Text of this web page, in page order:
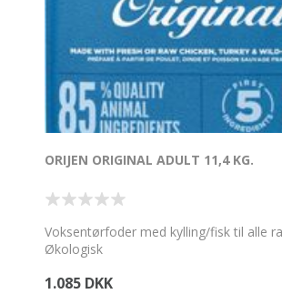
ORIJEN ORIGINAL ADULT 11,4 KG.
Voksentørfoder med kylling/fisk til alle
Økologisk
1.085 DKK